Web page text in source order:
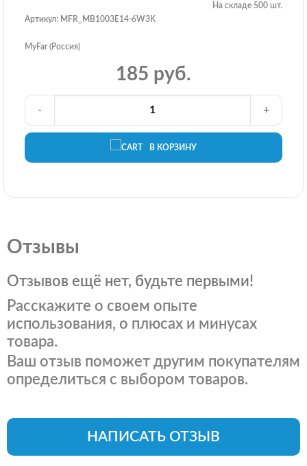
На складе 500 шт.
Артикул: MFR_MB1003E14-6W3K
MyFar (Россия)
185 руб.
В КОРЗИНУ
- +
Отзывы
Отзывов ещё нет, будьте первыми!
Расскажите о своем опыте
использования, о плюсах и минусах
товара.
Ваш отзыв поможет другим покупателям
определиться с выбором товаров.
НАПИСАТЬ ОТЗЫВ